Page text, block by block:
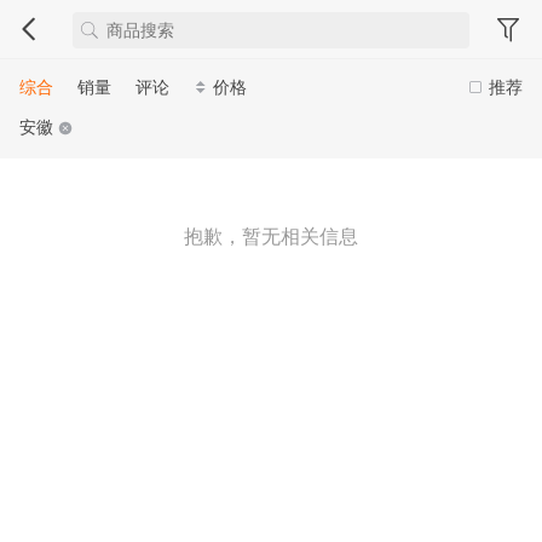
推荐
综合 销量 评论
价格
安徽
抱歉，暂无相关信息